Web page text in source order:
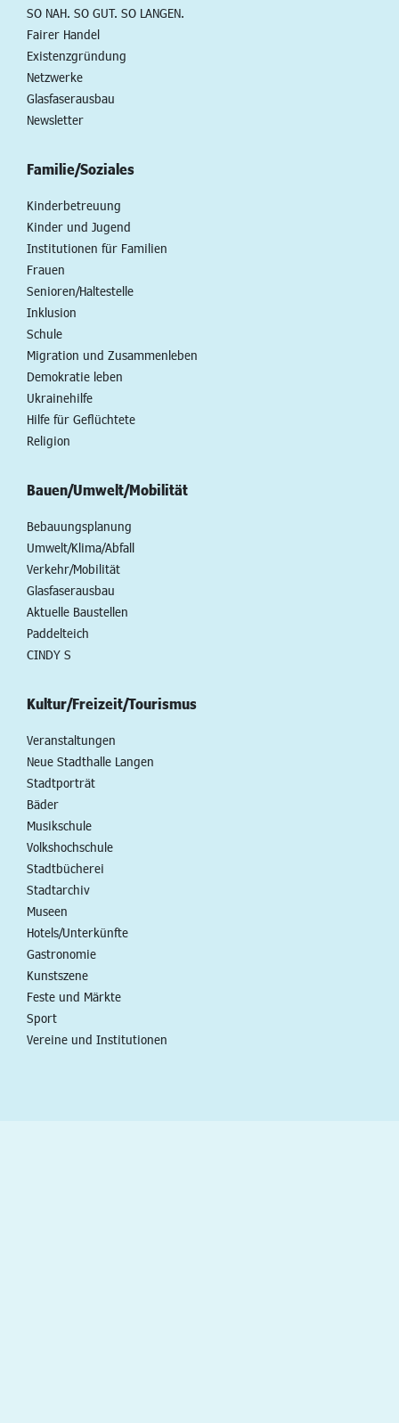
SO NAH. SO GUT. SO LANGEN.
Fairer Handel
Existenzgründung
Netzwerke
Glasfaserausbau
Newsletter
Familie/Soziales
Kinderbetreuung
Kinder und Jugend
Institutionen für Familien
Frauen
Senioren/Haltestelle
Inklusion
Schule
Migration und Zusammenleben
Demokratie leben
Ukrainehilfe
Hilfe für Geflüchtete
Religion
Bauen/Umwelt/Mobilität
Bebauungsplanung
Umwelt/Klima/Abfall
Verkehr/Mobilität
Glasfaserausbau
Aktuelle Baustellen
Paddelteich
CINDY S
Kultur/Freizeit/Tourismus
Veranstaltungen
Neue Stadthalle Langen
Stadtporträt
Bäder
Musikschule
Volkshochschule
Stadtbücherei
Stadtarchiv
Museen
Hotels/Unterkünfte
Gastronomie
Kunstszene
Feste und Märkte
Sport
Vereine und Institutionen